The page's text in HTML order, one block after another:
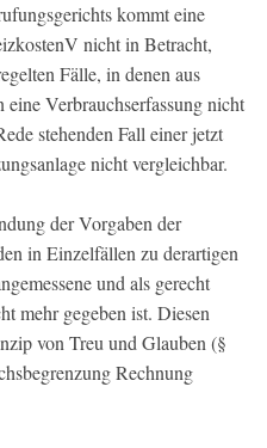
kommt eine
nicht in Betracht,
Fälle, in denen aus
Verbrauchserfassung nicht
stehenden Fall einer jetzt
nicht vergleichbar.
der Vorgaben der
in Einzelfällen zu derartigen
und als gerecht
mehr gegeben ist. Diesen
von Treu und Glauben (§
Rechnung